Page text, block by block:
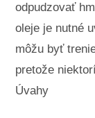
odpudzovať
oleje je nutné
môžu byť
pretože
Úvahy